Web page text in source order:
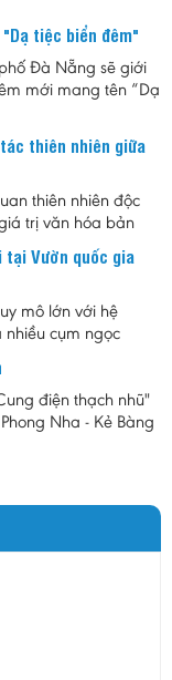
tiêu Quảng Trị.
tiệc biển đêm"
Đà Nẵng sẽ giới
mới mang tên “Dạ
nghiệm độc đáo
với sự kết hợp
âm nhạc.
thiên nhiên giữa
thiên nhiên độc
trị văn hóa bản
cho đồi chè Long
liệu chè nổi
là biểu tượng của
phần quảng bá
Nam đến với du
tế.
tại Vườn quốc gia
mô lớn với hệ
nhiều cụm ngọc
hiện tại Vườn
mở ra thêm
cứu khoa học,
triển du lịch khám
điện thạch nhũ"
Nha - Kẻ Bàng
động này được
Việt là hang
đầu tiên phát